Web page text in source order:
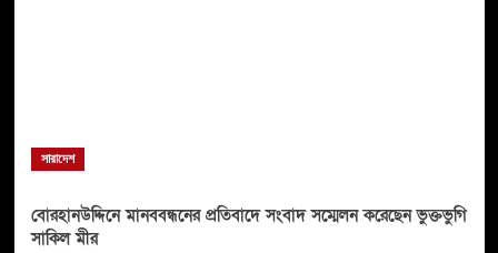
সারাদেশ
বোরহানউদ্দিনে মানববন্ধনের প্রতিবাদে সংবাদ সম্মেলন করেছেন ভুক্তভুগি
সাকিল মীর